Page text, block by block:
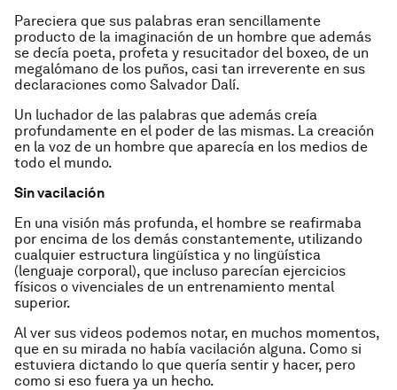
Pareciera que sus palabras eran sencillamente
producto de la imaginación de un hombre que además
se decía poeta, profeta y resucitador del boxeo, de un
megalómano de los puños, casi tan irreverente en sus
declaraciones como Salvador Dalí.
Un luchador de las palabras que además creía
profundamente en el poder de las mismas. La creación
en la voz de un hombre que aparecía en los medios de
todo el mundo.
Sin vacilación
En una visión más profunda, el hombre se reafirmaba
por encima de los demás constantemente, utilizando
cualquier estructura lingüística y no lingüística
(lenguaje corporal), que incluso parecían ejercicios
físicos o vivenciales de un entrenamiento mental
superior.
Al ver sus videos podemos notar, en muchos momentos,
que en su mirada no había vacilación alguna. Como si
estuviera dictando lo que quería sentir y hacer, pero
como si eso fuera ya un hecho.